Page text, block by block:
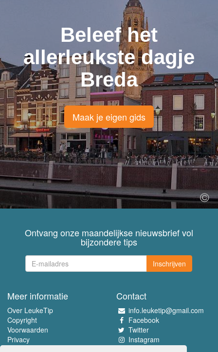
Beleef het
allerleukste dagje
Breda
Maak je eigen gids
Ontvang onze maandelijkse nieuwsbrief vol
bijzondere tips
Inschrijven
Meer informatie
Over LeukeTip
Copyright
Voorwaarden
Privacy
Contact
info.leuketip@gmail.com
Facebook
Twitter
Instagram